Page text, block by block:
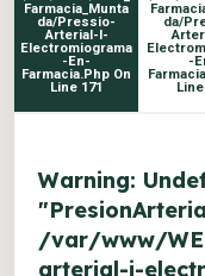
Farmacia_Munta
Da/pressio-
Arterial-I-
Electromiograma
-en-
Farmacia.php On
Line 171
Da/
-
Line
Warning:
/var/www/
arterial-i-